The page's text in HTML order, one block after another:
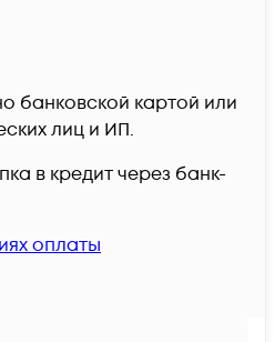
банковской картой или
лиц и ИП.
в кредит через банк-
оплаты